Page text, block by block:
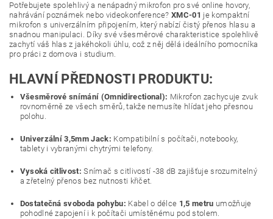
Potřebujete spolehlivý a nenápadný mikrofon pro své online hovory,
nahrávání poznámek nebo videokonference?XMC-01 je kompaktní
mikrofon s univerzálním připojením, který nabízí čistý přenos hlasu a
snadnou manipulaci. Díky své všesměrové charakteristice spolehlivě
zachytí váš hlas z jakéhokoli úhlu, což z něj dělá ideálního pomocníka
pro práci z domova i studium.
HLAVNÍ PŘEDNOSTI PRODUKTU:
Všesměrové snímání (Omnidirectional): Mikrofon zachycuje zvuk
rovnoměrně ze všech směrů, takže nemusíte hlídat jeho přesnou
polohu.
Univerzální 3,5mm Jack: Kompatibilní s počítači, notebooky,
tablety i vybranými chytrými telefony.
Vysoká citlivost: Snímač s citlivostí -38 dB zajišťuje srozumitelný
a zřetelný přenos bez nutnosti křičet.
Dostatečná svoboda pohybu: Kabel o délce 1,5 metru umožňuje
pohodlné zapojení i k počítači umístěnému pod stolem.